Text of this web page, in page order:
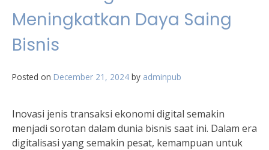
Meningkatkan Daya Saing
Bisnis
Posted on December 21, 2024 by adminpub
Inovasi jenis transaksi ekonomi digital semakin
menjadi sorotan dalam dunia bisnis saat ini. Dalam era
digitalisasi yang semakin pesat, kemampuan untuk